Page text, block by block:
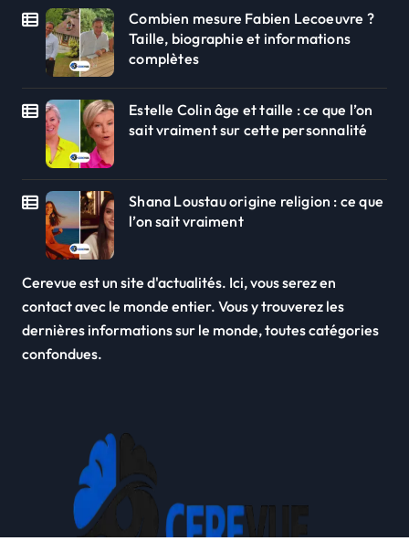
Combien mesure Fabien Lecoeuvre ?
Taille, biographie et informations
complètes
Estelle Colin âge et taille : ce que l’on
sait vraiment sur cette personnalité
Shana Loustau origine religion : ce que
l’on sait vraiment
Cerevue est un site d'actualités. Ici, vous serez en
contact avec le monde entier. Vous y trouverez les
dernières informations sur le monde, toutes catégories
confondues.